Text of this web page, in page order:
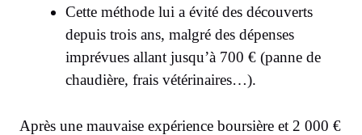
Cette méthode lui a évité des découverts
depuis trois ans, malgré des dépenses
imprévues allant jusqu’à 700 € (panne de
chaudière, frais vétérinaires…).
Après une mauvaise expérience boursière et 2 000 €